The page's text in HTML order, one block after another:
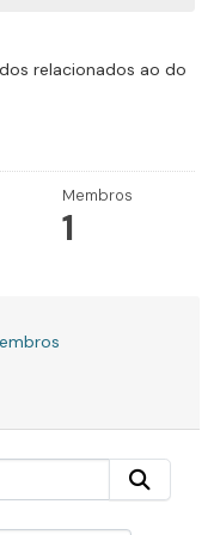
relacionados ao do
Membros
1